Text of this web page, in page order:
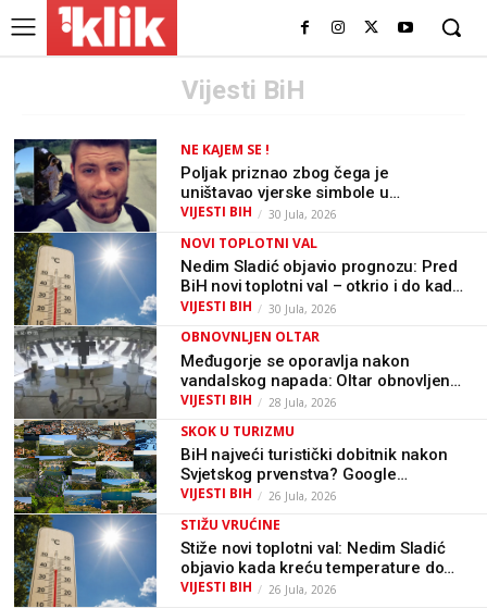
Vijesti BiH
NE KAJEM SE !
Poljak priznao zbog čega je
uništavao vjerske simbole u
Međugorju: “Ne kajem se i ponovio
VIJESTI BIH 30 Jula, 2026
NOVI TOPLOTNI VAL
Nedim Sladić objavio prognozu: Pred
BiH novi toplotni val – otkrio i do kada
bi mogao trajati
VIJESTI BIH 30 Jula, 2026
OBNOVNLJEN OLTAR
Međugorje se oporavlja nakon
vandalskog napada: Oltar obnovljen
za nekoliko sati
VIJESTI BIH 28 Jula, 2026
SKOK U TURIZMU
BiH najveći turistički dobitnik nakon
Svjetskog prvenstva? Google
pretrage navodno skočile za čak
5.800 posto
VIJESTI BIH 26 Jula, 2026
STIŽU VRUĆINE
Stiže novi toplotni val: Nedim Sladić
objavio kada kreću temperature do
41°C
VIJESTI BIH 26 Jula, 2026